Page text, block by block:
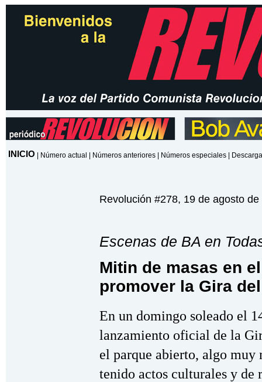
INICIO Número actual Números anteriores Números especiales
Revolución #278, 19 de agosto de
Escenas de BA en
Mitin de masas en
promover la Gira
En un domingo soleado el
lanzamiento oficial de la
el parque abierto, algo muy
tenido actos culturales y de